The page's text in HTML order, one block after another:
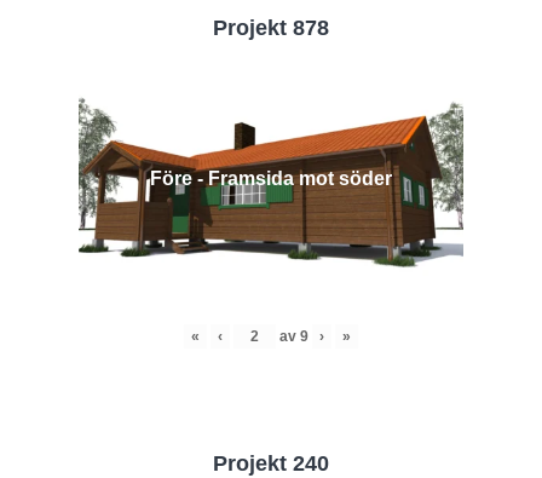
Projekt 878
Före - Framsida mot söder
« ‹ av 9 › »
Projekt 240